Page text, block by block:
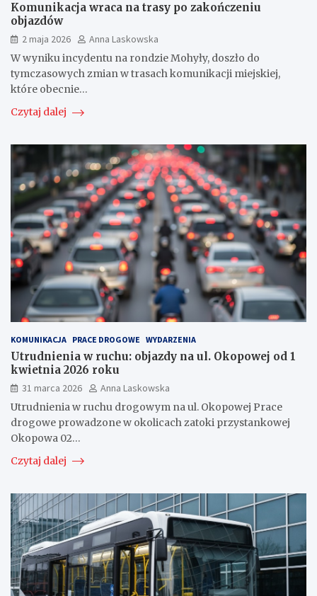
Komunikacja wraca na trasy po zakończeniu
objazdów
2 maja 2026
Anna Laskowska
W wyniku incydentu na rondzie Mohyły, doszło do
tymczasowych zmian w trasach komunikacji miejskiej,
które obecnie…
Czytaj dalej
KOMUNIKACJA PRACE DROGOWE WYDARZENIA
Utrudnienia w ruchu: objazdy na ul. Okopowej od 1
kwietnia 2026 roku
31 marca 2026
Anna Laskowska
Utrudnienia w ruchu drogowym na ul. Okopowej Prace
drogowe prowadzone w okolicach zatoki przystankowej
Okopowa 02…
Czytaj dalej